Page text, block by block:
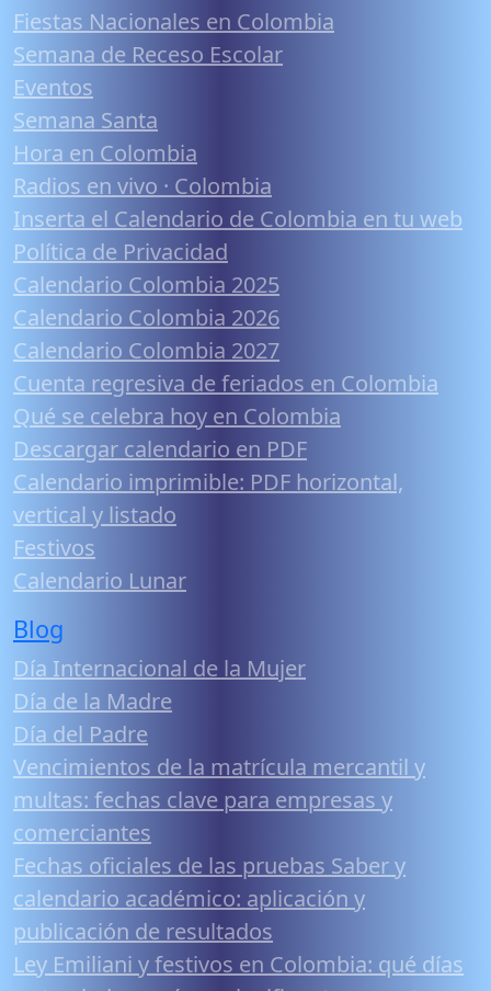
Fiestas Nacionales en Colombia
Semana de Receso Escolar
Eventos
Semana Santa
Hora en Colombia
Radios en vivo · Colombia
Inserta el Calendario de Colombia en tu web
Política de Privacidad
Calendario Colombia 2025
Calendario Colombia 2026
Calendario Colombia 2027
Cuenta regresiva de feriados en Colombia
Qué se celebra hoy en Colombia
Descargar calendario en PDF
Calendario imprimible: PDF horizontal,
vertical y listado
Festivos
Calendario Lunar
Blog
Día Internacional de la Mujer
Día de la Madre
Día del Padre
Vencimientos de la matrícula mercantil y
multas: fechas clave para empresas y
comerciantes
Fechas oficiales de las pruebas Saber y
calendario académico: aplicación y
publicación de resultados
Ley Emiliani y festivos en Colombia: qué días